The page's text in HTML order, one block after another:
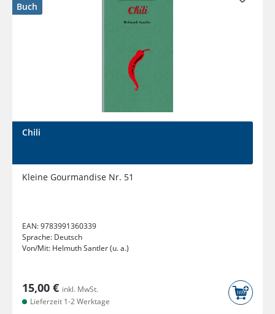
Buch
Chili
Kleine Gourmandise Nr. 51
EAN:9783991360339
Sprache: Deutsch
Von/Mit: Helmuth Santler (u. a.)
15,00 € inkl. MwSt.
Lieferzeit 1-2 Werktage